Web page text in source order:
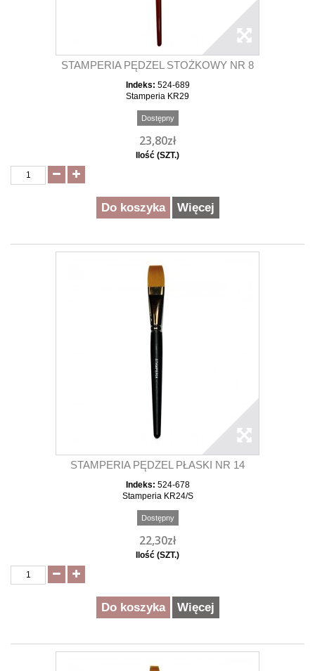
STAMPERIA PĘDZEL STOŻKOWY NR 8
Indeks: 524-689
Stamperia KR29
Dostępny
23,80zł
Ilość (SZT.)
Do koszyka Więcej
STAMPERIA PĘDZEL PŁASKI NR 14
Indeks: 524-678
Stamperia KR24/S
Dostępny
22,30zł
Ilość (SZT.)
Do koszyka Więcej